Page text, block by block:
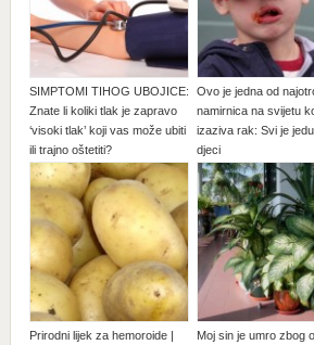
SIMPTOMI TIHOG UBOJICE:
Znate li koliki tlak je zapravo
‘visoki tlak’ koji vas može ubiti
ili trajno oštetiti?
Ovo je jedna od
namirnica na svijetu
izaziva rak: Svi je
djeci
Prirodni lijek za hemoroide |
Moj sin je umro zbog